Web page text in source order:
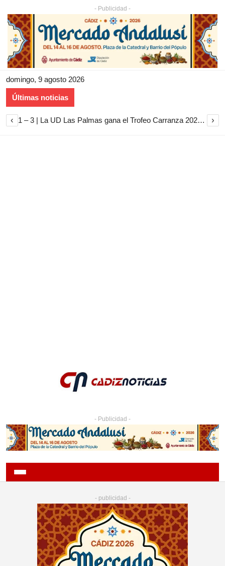
- Publicidad -
domingo, 9 agosto 2026
Últimas noticias
‹ 1 – 3 | La UD Las Palmas gana el Trofeo Carranza 2026 tras imponerse al Cádiz CF ›
- Publicidad -
- publicidad -